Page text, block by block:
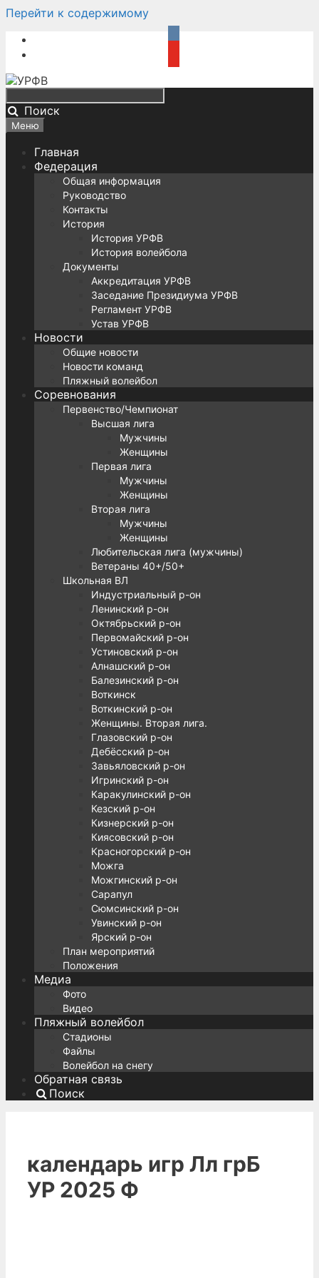
Перейти к содержимому
Поиск
Меню
Главная
Федерация
Общая информация
Руководство
Контакты
История
История УРФВ
История волейбола
Документы
Аккредитация УРФВ
Заседание Президиума УРФВ
Регламент УРФВ
Устав УРФВ
Новости
Общие новости
Новости команд
Пляжный волейбол
Соревнования
Первенство/Чемпионат
Высшая лига
Мужчины
Женщины
Первая лига
Мужчины
Женщины
Вторая лига
Мужчины
Женщины
Любительская лига (мужчины)
Ветераны 40+/50+
Школьная ВЛ
Индустриальный р-он
Ленинский р-он
Октябрьский р-он
Первомайский р-он
Устиновский р-он
Алнашский р-он
Балезинский р-он
Воткинск
Воткинский р-он
Женщины. Вторая лига.
Глазовский р-он
Дебёсский р-он
Завьяловский р-он
Игринский р-он
Каракулинский р-он
Кезский р-он
Кизнерский р-он
Киясовский р-он
Красногорский р-он
Можга
Можгинский р-он
Сарапул
Сюмсинский р-он
Увинский р-он
Ярский р-он
План мероприятий
Положения
Медиа
Фото
Видео
Пляжный волейбол
Стадионы
Файлы
Волейбол на снегу
Обратная связь
Поиск
календарь игр Лл грБ
УР 2025 Ф